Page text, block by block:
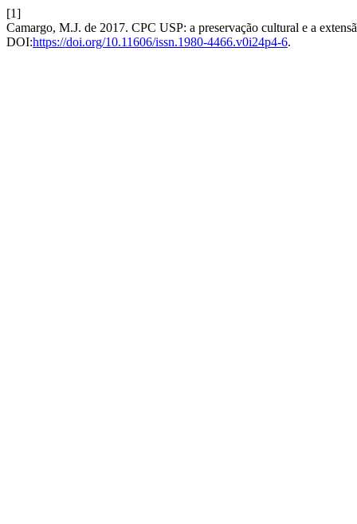
[1]
Camargo, M.J. de 2017. CPC USP: a preservação cultural e a
DOI:https://doi.org/10.11606/issn.1980-4466.v0i24p4-6.